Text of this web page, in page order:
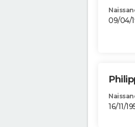
09/04/
16/11/